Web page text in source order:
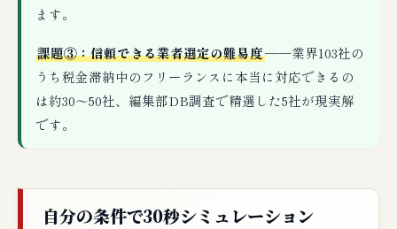
ます。
課題③：信頼できる業者選定の難易度──業界103社の
うち税金滞納中のフリーランスに本当に対応できるの
は約30〜50社、編集部DB調査で精選した5社が現実解
です。
自分の条件で30秒シミュレーション